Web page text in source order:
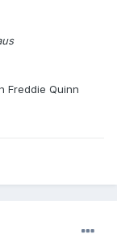
Freddie Quinn